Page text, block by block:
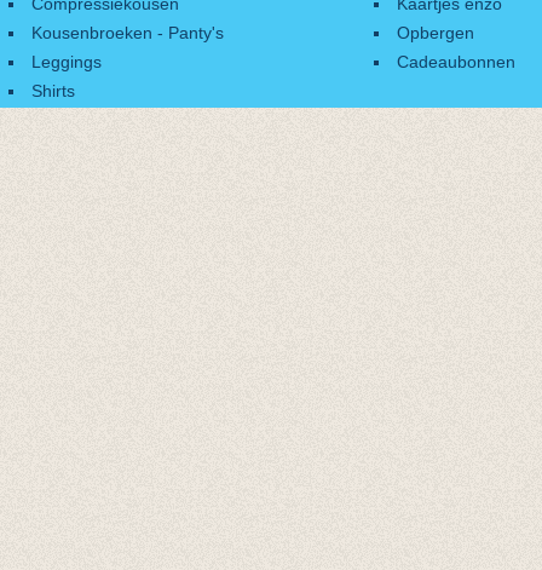
Kousenbroeken - Panty's
Leggings
Shirts
Opbergen
Cadeaubonnen